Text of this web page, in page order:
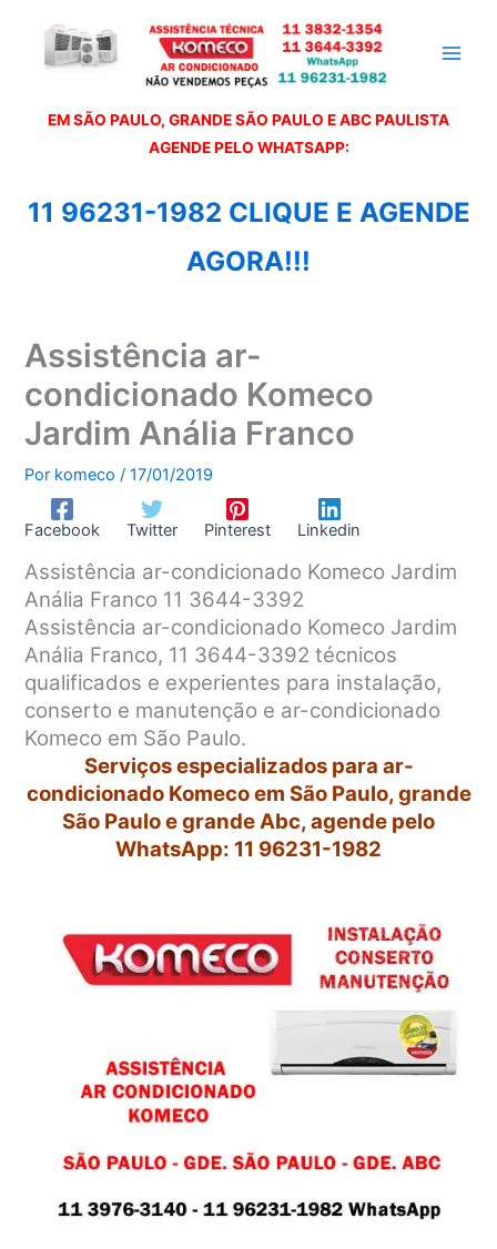
EM SÃO PAULO, GRANDE SÃO PAULO E ABC PAULISTA
AGENDE PELO WHATSAPP:
11 96231-1982 CLIQUE E AGENDE
AGORA!!!
Assistência ar-
condicionado Komeco
Jardim Anália Franco
Por komeco/17/01/2019
Facebook Twitter Pinterest Linkedin
Assistência ar-condicionado Komeco Jardim
Anália Franco 11 3644-3392
Assistência ar-condicionado Komeco Jardim
Anália Franco, 11 3644-3392 técnicos
qualificados e experientes para instalação,
conserto e manutenção e ar-condicionado
Komeco em São Paulo.
Serviços especializados para ar-
condicionado Komeco em São Paulo, grande
São Paulo e grande Abc, agende pelo
WhatsApp: 11 96231-1982